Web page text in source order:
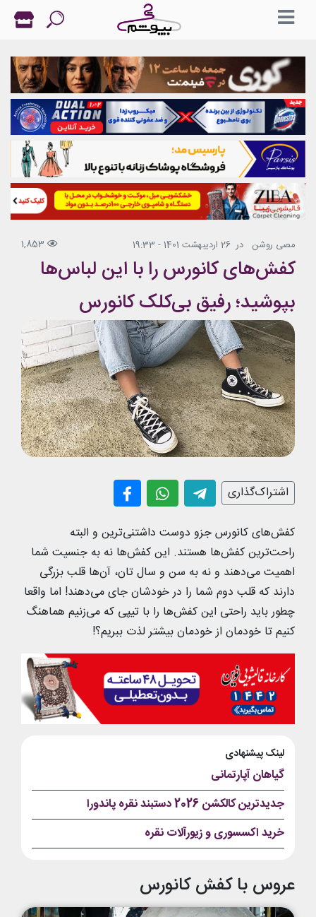
مصی روشن در 26 اردیبهشت 1401 - 19:33 1,853
کفش‌های کانورس را با این لباس‌ها
بپوشید؛ رفیق بی‌کلک کانورس
اشتراک‌گذاری
کفش‌های کانورس جزو دوست داشتنی‌ترین و البته
راحت‌ترین کفش‌ها هستند. این کفش‌ها نه به جنسیت شما
اهمیت می‌دهند و نه به سن و سال تان، آن‌ها قلب بزرگی
دارند که قلب دوم شما را در خودشان جای می‌دهند! اما واقعا
چطور باید راحتی این کفش‌ها را با تیپی که می‌زنیم هماهنگ
کنیم تا خودمان از خودمان بیشتر لذت ببریم؟!
لینک پیشنهادی
گیاهان آپارتمانی
جدیدترین کالکشن 2026 دستبند نقره پاندورا
خرید اکسسوری و زیورآلات نقره
عروس با کفش کانورس